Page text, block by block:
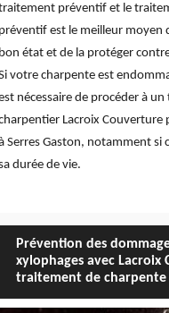
préventif et le
préventif est le meilleur moyen
bon état et de la protéger
votre charpente est
nécessaire de procéder à
Lacroix
Serres Gaston, notamment si
durée de vie.
Prévention des
xylophages avec Lacroix
traitement de charpente